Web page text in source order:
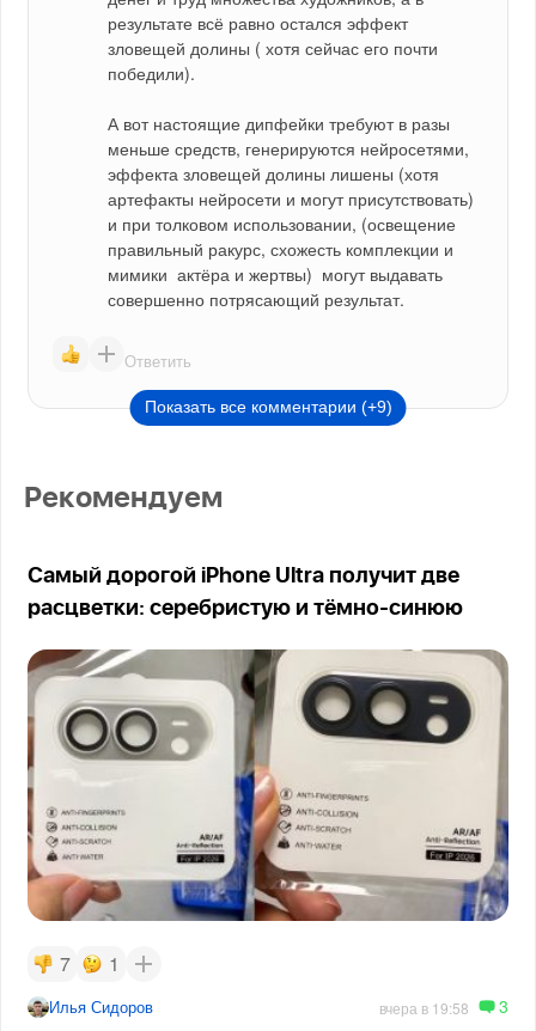
результате всё равно остался эффект
зловещей долины ( хотя сейчас его почти
победили).
А вот настоящие дипфейки требуют в разы
меньше средств, генерируются нейросетями,
эффекта зловещей долины лишены (хотя
артефакты нейросети и могут присутствовать)
и при толковом использовании, (освещение
правильный ракурс, схожесть комплекции и
мимики  актёра и жертвы)  могут выдавать
совершенно потрясающий результат.
Ответить
Показать все комментарии (+9)
Рекомендуем
Самый дорогой iPhone Ultra получит две
расцветки: серебристую и тёмно-синюю
7 1
Илья Сидоров вчера в 19:58 3